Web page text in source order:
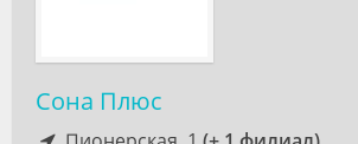
Сона Плюс